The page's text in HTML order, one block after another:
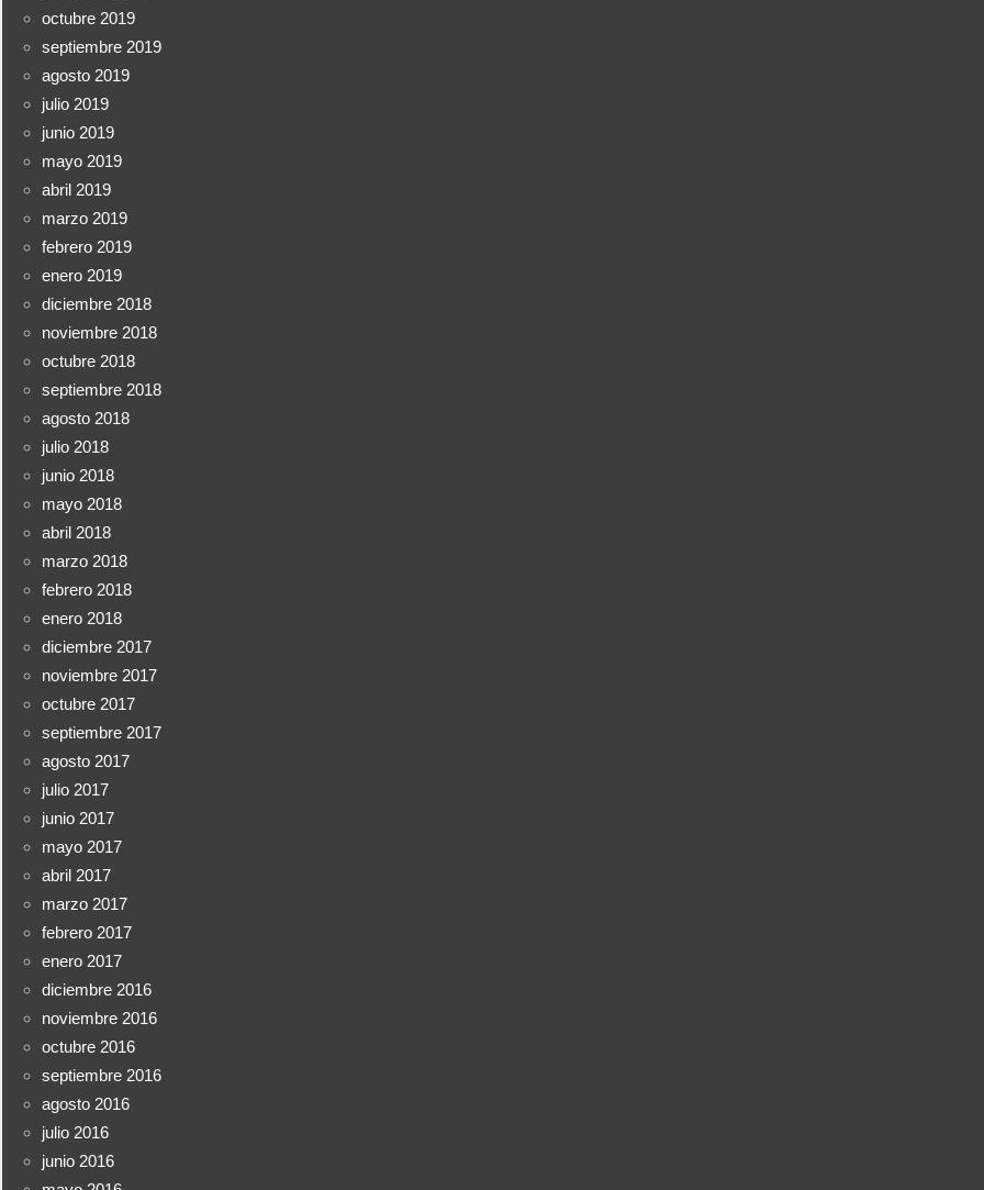
octubre 2019
septiembre 2019
agosto 2019
julio 2019
junio 2019
mayo 2019
abril 2019
marzo 2019
febrero 2019
enero 2019
diciembre 2018
noviembre 2018
octubre 2018
septiembre 2018
agosto 2018
julio 2018
junio 2018
mayo 2018
abril 2018
marzo 2018
febrero 2018
enero 2018
diciembre 2017
noviembre 2017
octubre 2017
septiembre 2017
agosto 2017
julio 2017
junio 2017
mayo 2017
abril 2017
marzo 2017
febrero 2017
enero 2017
diciembre 2016
noviembre 2016
octubre 2016
septiembre 2016
agosto 2016
julio 2016
junio 2016